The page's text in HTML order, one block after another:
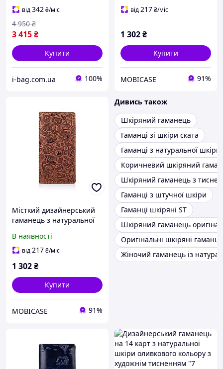
та мішечком для
зберігання. (653315)
від342₴/міс
3 415₴
4 950 ₴
Купити
i-bag.com.ua 100%
world"
від217₴/міс
1 302₴
Купити
MOBICASE 91%
Місткий дизайнерський
гаманець з натуральної
кольору, колекція "let's Go
Travel"
В наявності
від217₴/міс
1 302₴
Купити
MOBICASE 91%
Дивись також
Шкіряний гаманець
Гаманці зі шкіри ската
Гаманці з натуральної шкіри
Коричневий шкіряний
Шкіряний гаманець з
Гаманці з штучної шкіри
Гаманці шкіряні ST
Шкіряний гаманець оригінал
Оригінальні шкіряні гаманці
Жіночий гаманець із